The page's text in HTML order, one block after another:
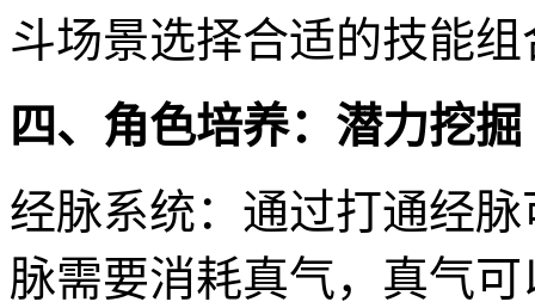
斗场景选择合适的技能组
四、角色培养：潜力挖掘
经脉系统：通过打通经
脉需要消耗真气，真气